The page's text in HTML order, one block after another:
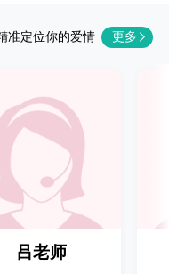
准定位你的爱情 更多
吕老师